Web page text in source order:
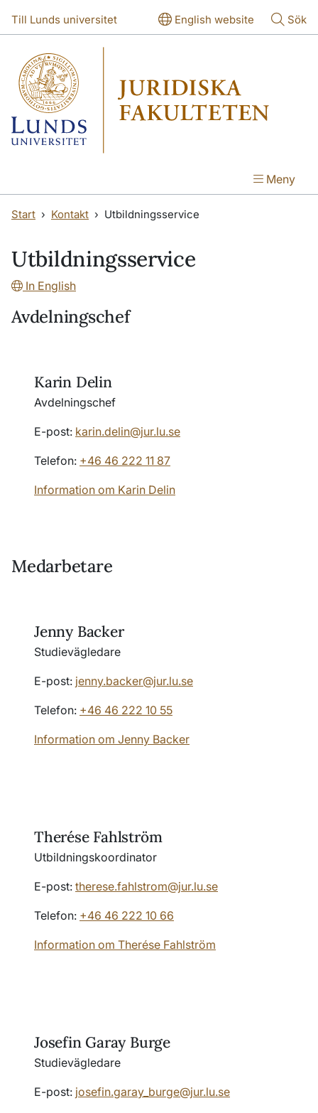
Till Lunds universitet English website Sök
Meny
Start Kontakt Utbildningsservice
Utbildningsservice
In English
Avdelningschef
Karin Delin
Avdelningschef
E-post: karin.delin@jur.lu.se
Telefon: +46 46 222 11 87
Information om Karin Delin
Medarbetare
Jenny Backer
Studievägledare
E-post: jenny.backer@jur.lu.se
Telefon: +46 46 222 10 55
Information om Jenny Backer
Therése Fahlström
Utbildningskoordinator
E-post: therese.fahlstrom@jur.lu.se
Telefon: +46 46 222 10 66
Information om Therése Fahlström
Josefin Garay Burge
Studievägledare
E-post: josefin.garay_burge@jur.lu.se